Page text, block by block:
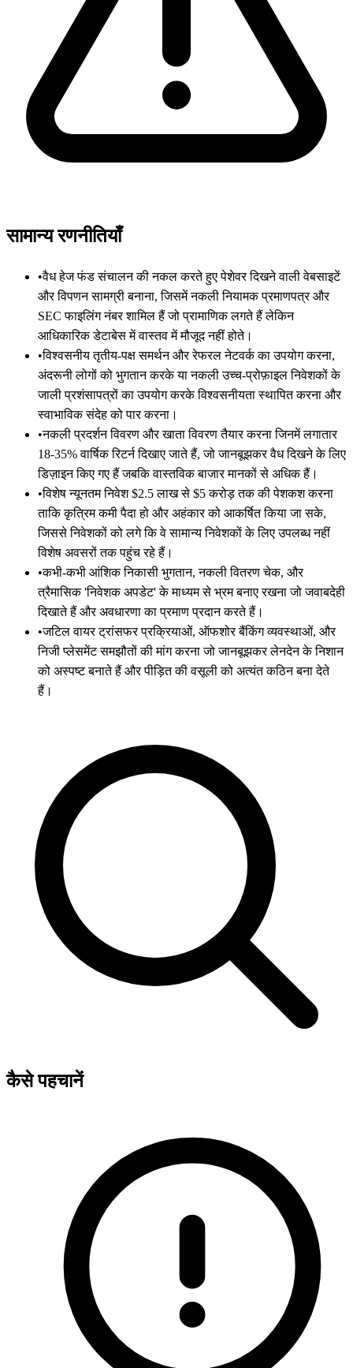
सामान्य रणनीतियाँ
•वैध हेज फंड संचालन की नकल करते हुए पेशेवर दिखने वाली वेबसाइटें
और विपणन सामग्री बनाना, जिसमें नकली नियामक प्रमाणपत्र और
SEC फाइलिंग नंबर शामिल हैं जो प्रामाणिक लगते हैं लेकिन
आधिकारिक डेटाबेस में वास्तव में मौजूद नहीं होते।
•विश्वसनीय तृतीय-पक्ष समर्थन और रेफरल नेटवर्क का उपयोग करना,
अंदरूनी लोगों को भुगतान करके या नकली उच्च-प्रोफ़ाइल निवेशकों के
जाली प्रशंसापत्रों का उपयोग करके विश्वसनीयता स्थापित करना और
स्वाभाविक संदेह को पार करना।
•नकली प्रदर्शन विवरण और खाता विवरण तैयार करना जिनमें लगातार
18-35% वार्षिक रिटर्न दिखाए जाते हैं, जो जानबूझकर वैध दिखने के लिए
डिज़ाइन किए गए हैं जबकि वास्तविक बाजार मानकों से अधिक हैं।
•विशेष न्यूनतम निवेश $2.5 लाख से $5 करोड़ तक की पेशकश करना
ताकि कृत्रिम कमी पैदा हो और अहंकार को आकर्षित किया जा सके,
जिससे निवेशकों को लगे कि वे सामान्य निवेशकों के लिए उपलब्ध नहीं
विशेष अवसरों तक पहुंच रहे हैं।
•कभी-कभी आंशिक निकासी भुगतान, नकली वितरण चेक, और
त्रैमासिक 'निवेशक अपडेट' के माध्यम से भ्रम बनाए रखना जो जवाबदेही
दिखाते हैं और अवधारणा का प्रमाण प्रदान करते हैं।
•जटिल वायर ट्रांसफर प्रक्रियाओं, ऑफशोर बैंकिंग व्यवस्थाओं, और
निजी प्लेसमेंट समझौतों की मांग करना जो जानबूझकर लेनदेन के निशान
को अस्पष्ट बनाते हैं और पीड़ित की वसूली को अत्यंत कठिन बना देते
हैं।
कैसे पहचानें